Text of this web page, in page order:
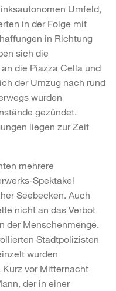
Umfeld,
in der Folge mit
in Richtung
sich die
die Piazza Cella und
der Umzug nach rund
wurden
gezündet.
liegen zur Zeit
mehrere
Spektakel
Seebecken. Auch
nicht an das Verbot
der Menschenmenge.
Stadtpolizisten
wurden
Kurz vor Mitternacht
der in einer